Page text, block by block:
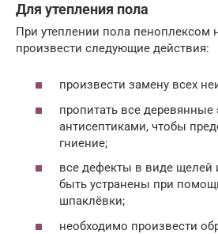
Для утепления пола
При утеплении пола пеноплексом
произвести следующие действия:
произвести замену всех
пропитать все
антисептиками, чтобы
гниение;
все дефекты в виде
быть устранены при
шпаклёвки;
необходимо произвести